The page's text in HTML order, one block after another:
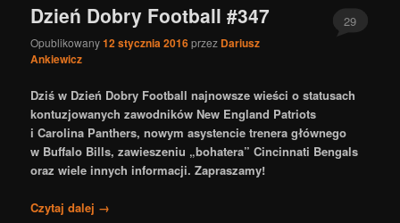
Dzień Dobry Football #347
Opublikowany12 stycznia 2016przez Dariusz
Ankiewicz
29
Dziś w Dzień Dobry Football najnowsze wieści o statusach
kontuzjowanych zawodników New England Patriots
i Carolina Panthers, nowym asystencie trenera głównego
w Buffalo Bills, zawieszeniu „bohatera” Cincinnati Bengals
oraz wiele innych informacji. Zapraszamy!
Czytaj dalej →